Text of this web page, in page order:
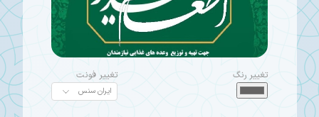
تغییر رنگ تغییر فونت